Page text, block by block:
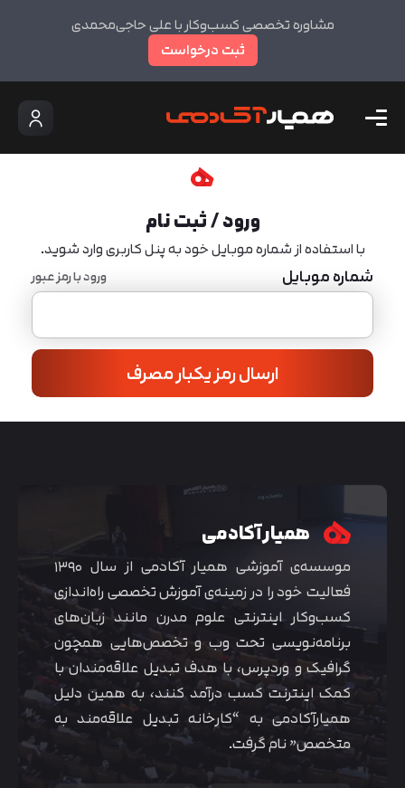
مشاوره تخصصی کسب‌وکار با علی حاجی‌محمدی
ثبت درخواست
ورود / ثبت نام
با استفاده از شماره موبایل خود به پنل کاربری وارد شوید.
شماره موبایل ورود با رمز عبور
ارسال رمز یکبار مصرف
همیار آکادمی
موسسه‌ی آموزشی همیار آکادمی از سال ۱۳۹۰
فعالیت خود را در زمینه‌ی آموزش تخصصی راه‌اندازی
کسب‌و‌کار اینترنتی علوم مدرن مانند زبان‌های
برنامه‌نویسی تحت وب و تخصص‌هایی همچون
گرافیک و وردپرس، با هدف تبدیل علاقه‌مندان با
کمک اینترنت کسب درآمد کنند، به همین دلیل
همیارآکادمی به “کارخانه تبدیل علاقه‌مند به
متخصص” نام گرفت.
متوجه شدم